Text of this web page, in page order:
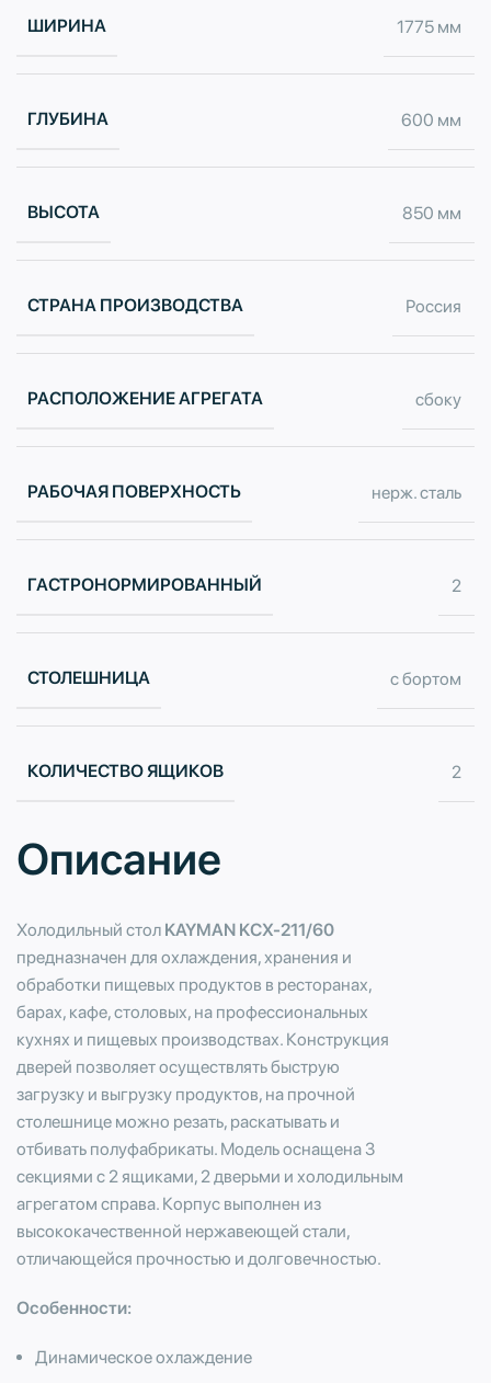
Описание
Холодильный стол KAYMAN KСХ-211/60
предназначен для охлаждения, хранения и
обработки пищевых продуктов в ресторанах,
барах, кафе, столовых, на профессиональных
кухнях и пищевых производствах. Конструкция
дверей позволяет осуществлять быструю
загрузку и выгрузку продуктов, на прочной
столешнице можно резать, раскатывать и
отбивать полуфабрикаты. Модель оснащена 3
секциями с 2 ящиками, 2 дверьми и холодильным
агрегатом справа. Корпус выполнен из
высококачественной нержавеющей стали,
отличающейся прочностью и долговечностью.
Особенности:
Динамическое охлаждение
ШИРИНА 1775 мм
ГЛУБИНА 600 мм
ВЫСОТА 850 мм
СТРАНА ПРОИЗВОДСТВА Россия
РАСПОЛОЖЕНИЕ АГРЕГАТА сбоку
РАБОЧАЯ ПОВЕРХНОСТЬ нерж. сталь
ГАСТРОНОРМИРОВАННЫЙ 2
СТОЛЕШНИЦА с бортом
КОЛИЧЕСТВО ЯЩИКОВ 2